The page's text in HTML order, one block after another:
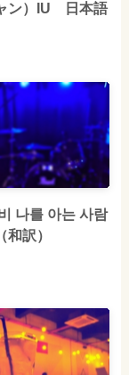
ン）IU 日本語
나를 아는 사람
和訳）